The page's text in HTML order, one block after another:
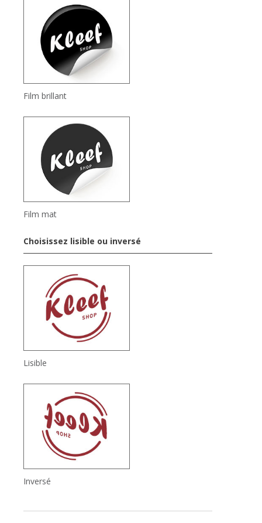
Film brillant
Film mat
Choisissez lisible ou inversé
Lisible
Inversé